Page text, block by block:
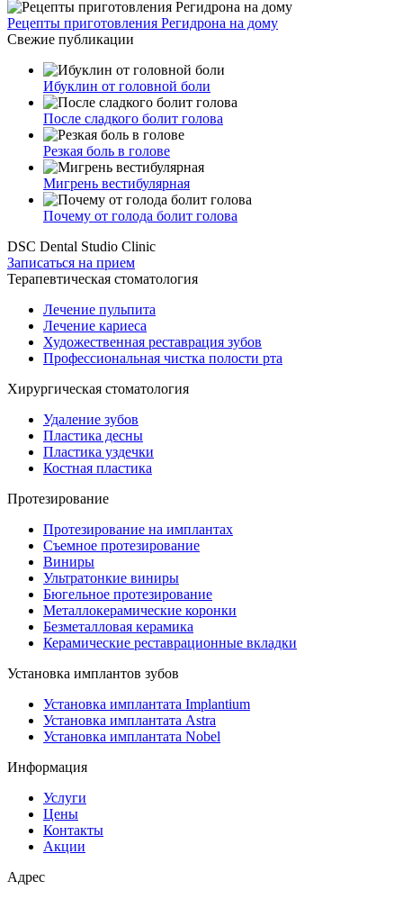
Рецепты приготовления Регидрона на дому
Свежие публикации
Ибуклин от головной боли
После сладкого болит голова
Резкая боль в голове
Мигрень вестибулярная
Почему от голода болит голова
DSC Dental Studio Clinic
Записаться на прием
Терапевтическая стоматология
Лечение пульпита
Лечение кариеса
Художественная реставрация зубов
Профессиональная чистка полости рта
Хирургическая стоматология
Удаление зубов
Пластика десны
Пластика уздечки
Костная пластика
Протезирование
Протезирование на имплантах
Съемное протезирование
Виниры
Ультратонкие виниры
Бюгельное протезирование
Металлокерамические коронки
Безметалловая керамика
Керамические реставрационные вкладки
Установка имплантов зубов
Установка имплантата Implantium
Установка имплантата Astra
Установка имплантата Nobel
Информация
Услуги
Цены
Контакты
Акции
Адрес